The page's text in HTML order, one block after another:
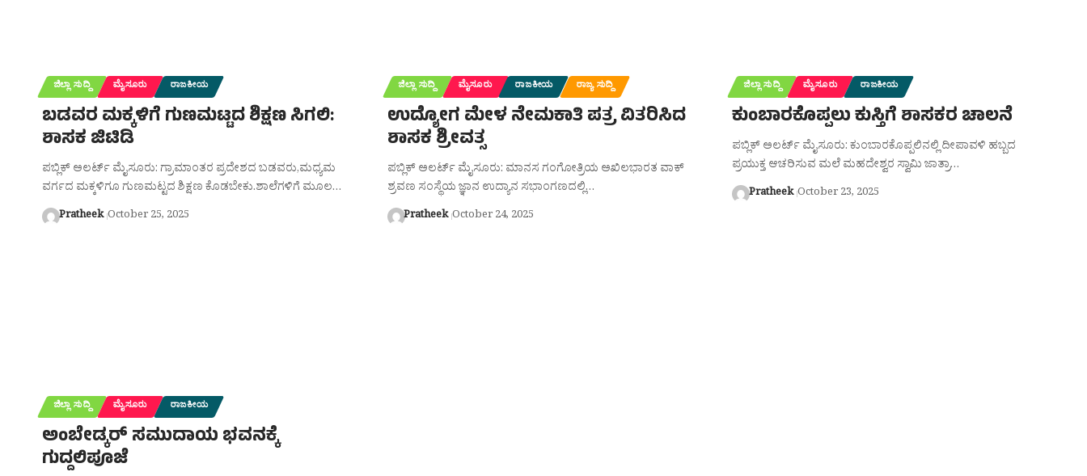
ಜಿಲ್ಲಾ ಸುದ್ದಿ ಮೈಸೂರು ರಾಜಕೀಯ
ಬಡವರ ಮಕ್ಕಳಿಗೆ ಗುಣಮಟ್ಟದ ಶಿಕ್ಷಣ ಸಿಗಲಿ:
ಶಾಸಕ ಜಿಟಿಡಿ
ಪಬ್ಲಿಕ್ ಅಲರ್ಟ್ ಮೈಸೂರು: ಗ್ರಾಮಾಂತರ ಪ್ರದೇಶದ ಬಡವರು,ಮಧ್ಯಮ
ವರ್ಗದ ಮಕ್ಕಳಿಗೂ ಗುಣಮಟ್ಟದ ಶಿಕ್ಷಣ ಕೊಡಬೇಕು.ಶಾಲೆಗಳಿಗೆ ಮೂಲ…
Pratheek October 25, 2025
ಜಿಲ್ಲಾ ಸುದ್ದಿ ಮೈಸೂರು ರಾಜಕೀಯ ರಾಜ್ಯ ಸುದ್ದಿ
ಉದ್ಯೋಗ ಮೇಳ ನೇಮಕಾತಿ ಪತ್ರ ವಿತರಿಸಿದ
ಶಾಸಕ‌‌ ಶ್ರೀವತ್ಸ
ಪಬ್ಲಿಕ್ ಅಲರ್ಟ್ ಮೈಸೂರು: ಮಾನಸ ಗಂಗೋತ್ರಿಯ ಅಖಿಲ‌ಭಾರತ ವಾಕ್
ಶ್ರವಣ ಸಂಸ್ಥೆಯ ಜ್ಞಾನ ಉದ್ಯಾನ ಸಭಾಂಗಣದಲ್ಲಿ…
Pratheek October 24, 2025
ಜಿಲ್ಲಾ ಸುದ್ದಿ ಮೈಸೂರು ರಾಜಕೀಯ
ಕುಂಬಾರಕೊಪ್ಪಲು ಕುಸ್ತಿಗೆ ಶಾಸಕರ ಚಾಲನೆ
ಪಬ್ಲಿಕ್ ಅಲರ್ಟ್ ಮೈಸೂರು: ಕುಂಬಾರಕೊಪ್ಪಲಿನಲ್ಲಿ ದೀಪಾವಳಿ ಹಬ್ಬದ
ಪ್ರಯುಕ್ತ ಆಚರಿಸುವ ಮಲೆ ಮಹದೇಶ್ವರ ಸ್ವಾಮಿ ಜಾತ್ರಾ…
Pratheek October 23, 2025
ಜಿಲ್ಲಾ ಸುದ್ದಿ ಮೈಸೂರು ರಾಜಕೀಯ
ಅಂಬೇಡ್ಕರ್ ಸಮುದಾಯ ಭವನಕ್ಕೆ
ಗುದ್ದಲಿಪೂಜೆ